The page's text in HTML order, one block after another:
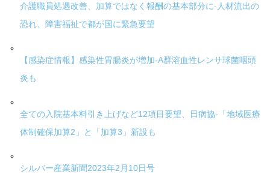
介護職員処遇改善、加算ではなく報酬の基本部分に-人材流出の
恐れ、障害福祉で都が国に緊急要望
【感染症情報】感染性胃腸炎が増加-A群溶血性レンサ球菌咽頭
炎も
全ての入院基本料引き上げなど12項目要望、日病協-「地域医療
体制確保加算2」と「加算3」新設も
シルバー産業新聞2023年2月10日号